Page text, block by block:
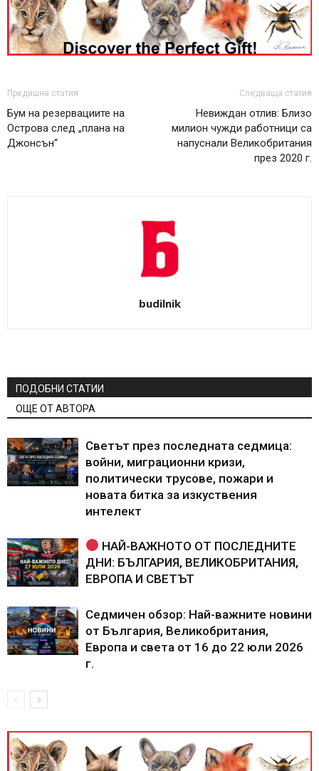
Предишна статия
Бум на резервациите на
Острова след „плана на
Джонсън“
Следваща статия
Невиждан отлив: Близо
милион чужди работници са
напуснали Великобритания
през 2020 г.
budilnik
ПОДОБНИ СТАТИИ
ОЩЕ ОТ АВТОРА
Светът през последната седмица:
войни, миграционни кризи,
политически трусове, пожари и
новата битка за изкуствения
интелект
НАЙ-ВАЖНОТО ОТ ПОСЛЕДНИТЕ
ДНИ: БЪЛГАРИЯ, ВЕЛИКОБРИТАНИЯ,
ЕВРОПА И СВЕТЪТ
Седмичен обзор: Най-важните новини
от България, Великобритания,
Европа и света от 16 до 22 юли 2026
г.